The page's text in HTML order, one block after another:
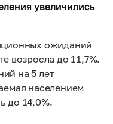
увеличились
ожиданий
возросла до 11,7%.
на 5 лет
населением
до 14,0%.